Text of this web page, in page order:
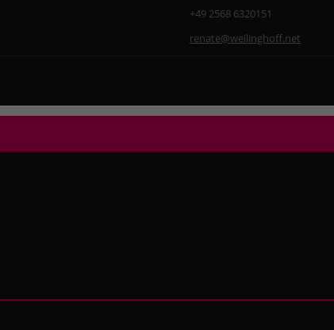
+49 2568 6320151
renate@weilinghoff.net